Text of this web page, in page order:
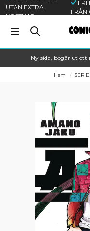
UTAN EXTRA
KOSTNAD
FRI
FRÅN
Ny sida, begär ut ett
Hem